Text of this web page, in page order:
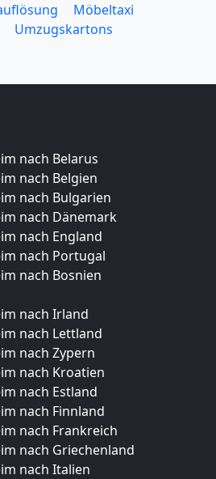
Möbeltaxi
Umzugskartons
nach Belarus
nach Belgien
nach Bulgarien
nach Dänemark
nach England
nach Portugal
nach Bosnien
nach Irland
nach Lettland
nach Zypern
nach Kroatien
nach Estland
nach Finnland
nach Frankreich
nach Griechenland
nach Italien